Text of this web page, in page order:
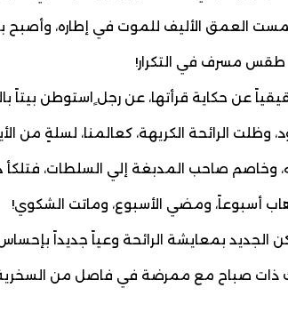
العمق الأليف للموت في إطاره، وأصبح
طقس مسرف في التكرار!
عن حكاية قرأتها، عن رجل ٍاستوطن بيتاً
وظلت الرائحة الكريهة، كعالمنا، لسلةٍ من
وخاصم صاحب المدبغة إلي السلطات،
أسبوعاً، ومضي الأسبوع، وماتت الشكوي!
الجديد بمعايشة الرائحة وعياً جديداً بإحساس
ذات صباح مع ممرضة في فاصل من